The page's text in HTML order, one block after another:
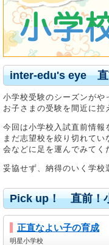
inter-edu's eye 直
小学校受験のシーズンがや
お子さまの受験を間近に
今回は小学校入試直前情報
まだ志望校を絞り切れて
会などに足を運んでみてく
妥協せず、納得のいく学
Pick up！ 直前！
正直なよい子の育成
明星小学校